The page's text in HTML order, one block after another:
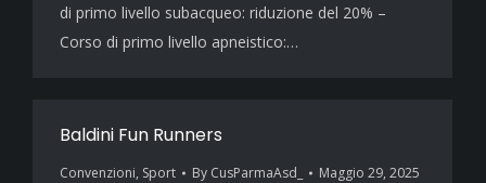
di primo livello subacqueo: riduzione del 20% –
Corso di primo livello apneistico:…
Baldini Fun Runners
Convenzioni, Sport By CusParmaAsd_ Maggio 29, 2025